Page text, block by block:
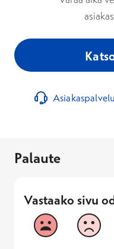
Asiakaspalvelu
Palaute
Vastaako sivu
Vastaako sivu
1
Vastaa huonosti
2